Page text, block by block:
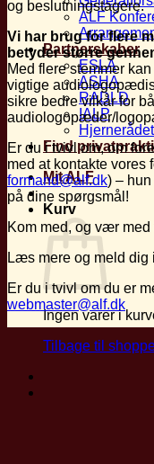
ALF
Partnerskaber
ESLA
ASHA
RADLD
IALP
Hjernerådet
Find
Mit ALF
Kurv
Ingen varer i
Tilbage til
og beslutningstagere.
Vi har brug for flere
betyder større
Med flere stemmer
vigtige
sikre bedre vilkår for
audiologopæder/
Er du i tvivl om, om
med at kontakte vores
formand@alf.dk) –
på dine spørgsmål!
Kom med, og vær
Læs mere og meld dig
Er du i tvivl om du er
webmaster@alf.dk